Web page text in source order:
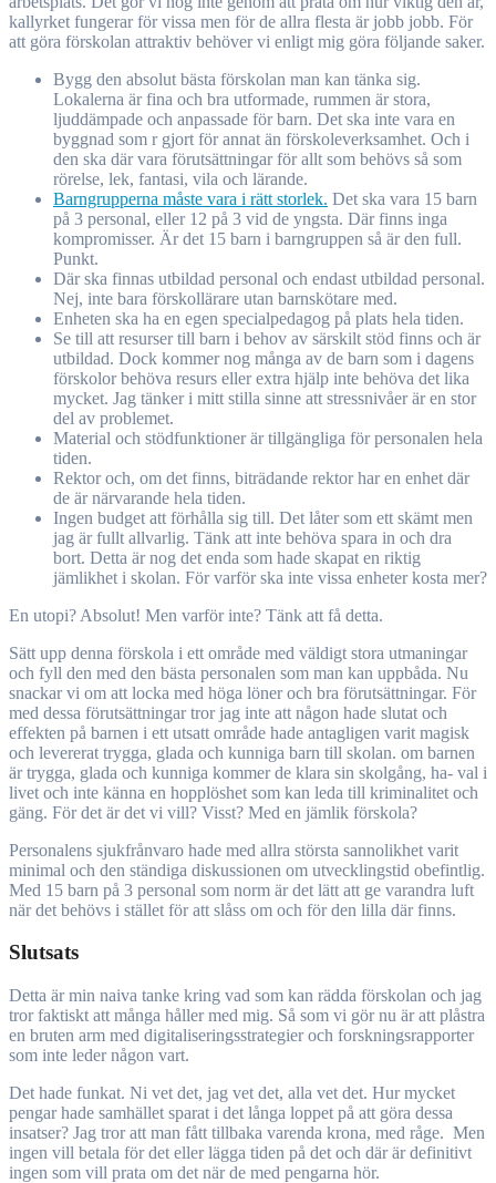
kallyrket fungerar för vissa men för de allra flesta är jobb jobb. För
att göra förskolan attraktiv behöver vi enligt mig göra följande saker.
Bygg den absolut bästa förskolan man kan tänka sig.
Lokalerna är fina och bra utformade, rummen är stora,
ljuddämpade och anpassade för barn. Det ska inte vara en
byggnad som r gjort för annat än förskoleverksamhet. Och i
den ska där vara förutsättningar för allt som behövs så som
rörelse, lek, fantasi, vila och lärande.
Barngrupperna måste vara i rätt storlek. Det ska vara 15 barn
på 3 personal, eller 12 på 3 vid de yngsta. Där finns inga
kompromisser. Är det 15 barn i barngruppen så är den full.
Punkt.
Där ska finnas utbildad personal och endast utbildad personal.
Nej, inte bara förskollärare utan barnskötare med.
Enheten ska ha en egen specialpedagog på plats hela tiden.
Se till att resurser till barn i behov av särskilt stöd finns och är
utbildad. Dock kommer nog många av de barn som i dagens
förskolor behöva resurs eller extra hjälp inte behöva det lika
mycket. Jag tänker i mitt stilla sinne att stressnivåer är en stor
del av problemet.
Material och stödfunktioner är tillgängliga för personalen hela
tiden.
Rektor och, om det finns, biträdande rektor har en enhet där
de är närvarande hela tiden.
Ingen budget att förhålla sig till. Det låter som ett skämt men
jag är fullt allvarlig. Tänk att inte behöva spara in och dra
bort. Detta är nog det enda som hade skapat en riktig
jämlikhet i skolan. För varför ska inte vissa enheter kosta mer?
En utopi? Absolut! Men varför inte? Tänk att få detta.
Sätt upp denna förskola i ett område med väldigt stora utmaningar
och fyll den med den bästa personalen som man kan uppbåda. Nu
snackar vi om att locka med höga löner och bra förutsättningar. För
med dessa förutsättningar tror jag inte att någon hade slutat och
effekten på barnen i ett utsatt område hade antagligen varit magisk
och levererat trygga, glada och kunniga barn till skolan. om barnen
är trygga, glada och kunniga kommer de klara sin skolgång, ha- val i
livet och inte känna en hopplöshet som kan leda till kriminalitet och
gäng. För det är det vi vill? Visst? Med en jämlik förskola?
Personalens sjukfrånvaro hade med allra största sannolikhet varit
minimal och den ständiga diskussionen om utvecklingstid obefintlig.
Med 15 barn på 3 personal som norm är det lätt att ge varandra luft
när det behövs i stället för att slåss om och för den lilla där finns.
Slutsats
Detta är min naiva tanke kring vad som kan rädda förskolan och jag
tror faktiskt att många håller med mig. Så som vi gör nu är att plåstra
en bruten arm med digitaliseringsstrategier och forskningsrapporter
som inte leder någon vart.
Det hade funkat. Ni vet det, jag vet det, alla vet det. Hur mycket
pengar hade samhället sparat i det långa loppet på att göra dessa
insatser? Jag tror att man fått tillbaka varenda krona, med råge. Men
ingen vill betala för det eller lägga tiden på det och där är definitivt
ingen som vill prata om det när de med pengarna hör.